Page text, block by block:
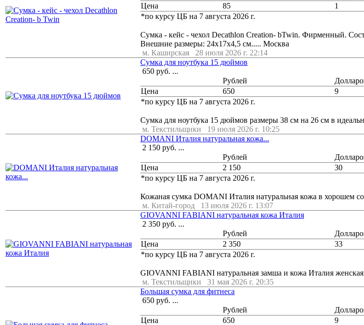
Цена
85
1
*по курсу ЦБ на 7 августа 2026 г.
Сумка - кейс - чехол Decathlon Creation- bTwin. Фирменный.
Внешние размеры: 24х17х4,5 см..... Москва
м. Каширская
28 июля 2026 г. 22:14
Cумка для ноутбука 15 дюймов
650 руб. ...
Рублей
Цена
650
9
*по курсу ЦБ на 7 августа 2026 г.
Сумка для ноутбука 15 дюймов размеры 38 см на 26 см в
м. Текстильщики
19 июля 2026 г. 10:25
DOMANI Италия натуральная кожа...
2 150 руб. ...
Рублей
Цена
2 150
30
*по курсу ЦБ на 7 августа 2026 г.
Кожаная сумка DOMANI Италия натуральная кожа в хорошем
м. Китай-город
13 июля 2026 г. 13:07
GIOVANNI FABIANI натуральная кожа Италия
2 350 руб. ...
Рублей
Цена
2 350
33
*по курсу ЦБ на 7 августа 2026 г.
GIOVANNI FABIANI натуральная замша и кожа Италия
м. Текстильщики
31 мая 2026 г. 20:35
Большая сумка для фитнеса
650 руб. ...
Рублей
Цена
650 9